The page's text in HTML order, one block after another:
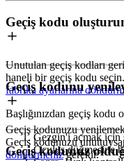
Geçiş kodu
Unutulan geçiş kodları geri
haneli bir geçiş kodu
fabrika ayarlarına
Başlığınızdan geçiş kodu
Gezgin'i açmak için
Oculus düğmesine
Geçiş kodunu
Geçiş kodunuzu
Geçiş kodunuzu
döndürmenizgerekir.
Geçiş kodunuz